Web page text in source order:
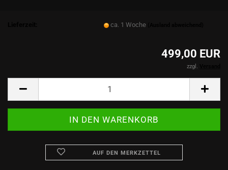
ca. 1 Woche
499,00 EUR
zzgl.
AUF DEN MERKZETTEL